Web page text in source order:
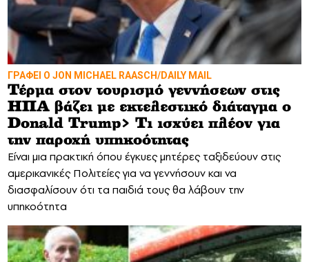
ΓΡΑΦΕΙ Ο JON MICHAEL RAASCH/DAILY MAIL
Τέρμα στον τουρισμό γεννήσεων στις
ΗΠΑ βάζει με εκτελεστικό διάταγμα ο
Donald Trump> Τι ισχύει πλέον για
την παροχή υπηκοότητας
Είναι μια πρακτική όπου έγκυες μητέρες ταξιδεύουν στις
αμερικανικές Πολιτείες για να γεννήσουν και να
διασφαλίσουν ότι τα παιδιά τους θα λάβουν την
υπηκοότητα